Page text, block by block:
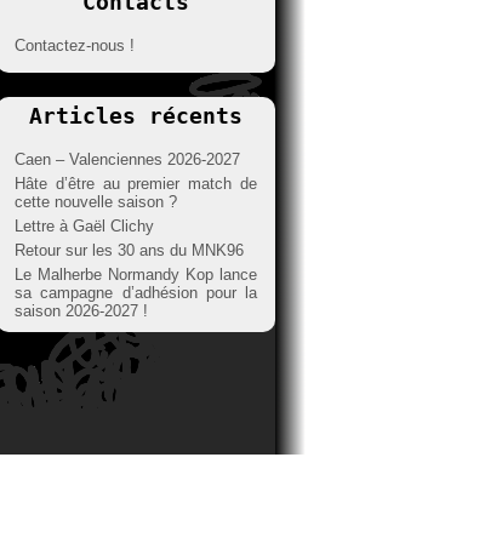
Contactez-nous !
Articles récents
Caen – Valenciennes 2026-2027
Hâte d’être au premier match de
cette nouvelle saison ?
Lettre à Gaël Clichy
Retour sur les 30 ans du MNK96
Le Malherbe Normandy Kop lance
sa campagne d’adhésion pour la
saison 2026-2027 !